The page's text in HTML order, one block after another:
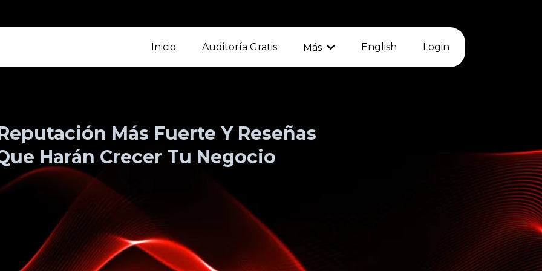
Inicio Auditoría Gratis Más English Login
Más Fuerte Y Reseñas
Harán Crecer Tu Negocio